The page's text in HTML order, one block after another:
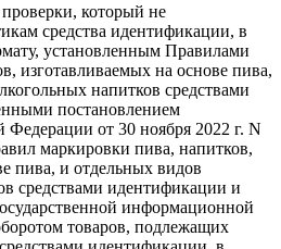
который не
средства идентификации, в
установленным Правилами
изготавливаемых на основе пива,
напитков средствами
постановлением
Федерации от 30 ноября 2022 г. N
маркировки пива, напитков,
пива, и отдельных видов
средствами идентификации и
информационной
товаров, подлежащих